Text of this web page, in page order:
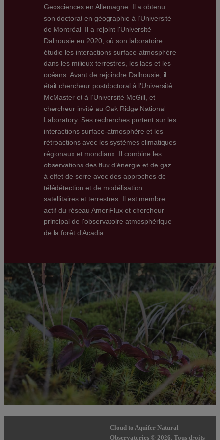
Geosciences en Allemagne. Il a obtenu
son doctorat en géographie à l’Université
de Montréal. Il a rejoint l’Université
Dalhousie en 2020, où son laboratoire
étudie les interactions surface-atmosphère
dans les milieux terrestres, les lacs et les
océans. Avant de rejoindre Dalhousie, il
était chercheur postdoctoral à l’Université
McMaster et à l’Université McGill, et
chercheur invité au Oak Ridge National
Laboratory. Ses recherches portent sur les
interactions surface-atmosphère et les
rétroactions avec les systèmes climatiques
régionaux et mondiaux. Il combine les
observations des flux d’énergie et de gaz
à effet de serre avec des approches de
télédétection et de modélisation
satellitaires et terrestres. Il est membre
actif du réseau AmeriFlux et chercheur
principal de l’observatoire atmosphérique
de la forêt d’Acadia.
Cloud to Aquifer Natural
Observatories © 2026, Tous droits